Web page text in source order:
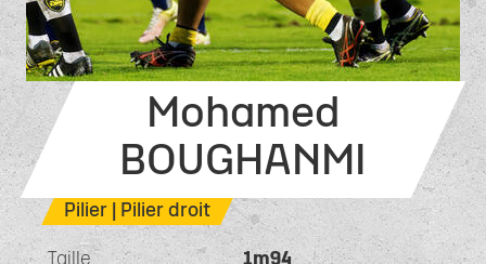
Mohamed
BOUGHANMI
Pilier | Pilier droit
Taille
1m94